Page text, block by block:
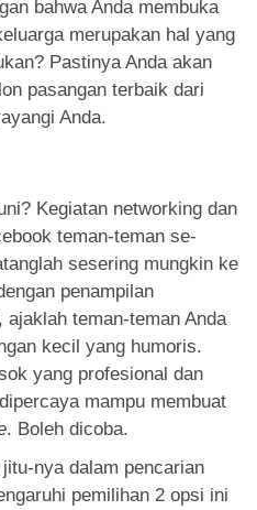
bahwa Anda membuka
merupakan hal yang
Pastinya Anda akan
pasangan terbaik dari
Anda.
Kegiatan networking dan
teman-teman se-
sesering mungkin ke
penampilan
teman-teman Anda
kecil yang humoris.
yang profesional dan
mampu membuat
. Boleh dicoba.
nya dalam pencarian
pemilihan 2 opsi ini